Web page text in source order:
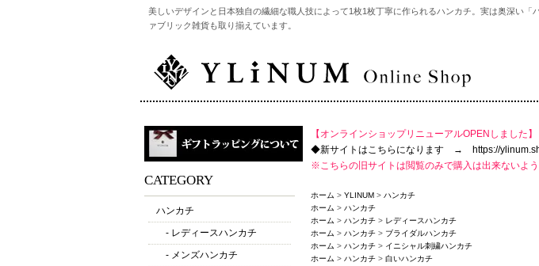
美しいデザインと日本独自の繊細な職人技によって1枚1枚丁寧に作られるハンカチ。実は奥深い
ァブリック雑貨も取り揃えています。
CATEGORY
ハンカチ
- レディースハンカチ
- メンズハンカチ
【オンラインショップリニューアルOPENしました】
◆新サイトはこちらになります → https://
※こちらの旧サイトは閲覧のみで購入は出来ないよう
ホーム > YLINUM > ハンカチ
ホーム > ハンカチ
ホーム > ハンカチ > レディースハンカチ
ホーム > ハンカチ > ブライダルハンカチ
ホーム > ハンカチ > イニシャル刺繍ハンカチ
ホーム > ハンカチ > 白いハンカチ